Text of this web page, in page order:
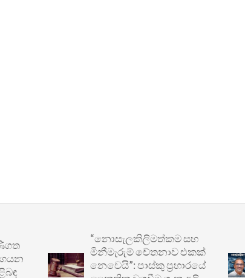
“නොසැලකිලිමත්කම සහ
මිනීමැරුම් චේතනාව එකක්
නෙවෙයි”: පාස්කු ප්‍රහාරයේ